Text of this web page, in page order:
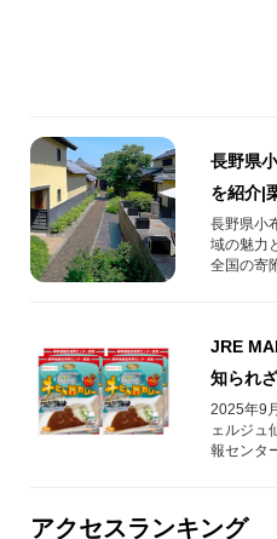
長野県
を紹介|
長野県小
域の魅力
全国の寄
JRE
知られ
開催し
2025年9
ェルジュ
報センタ
アクセスランキング